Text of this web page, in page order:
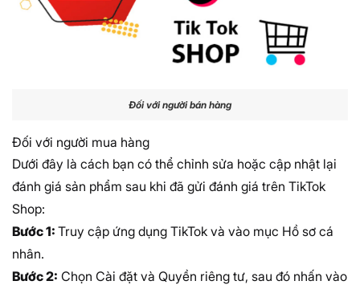
Đối với người bán hàng
Đối với người mua hàng
Dưới đây là cách bạn có thể chỉnh sửa hoặc cập nhật lại
đánh giá sản phẩm sau khi đã gửi đánh giá trên TikTok
Shop:
Bước 1: Truy cập ứng dụng TikTok và vào mục Hồ sơ cá
nhân.
Bước 2: Chọn Cài đặt và Quyền riêng tư, sau đó nhấn vào